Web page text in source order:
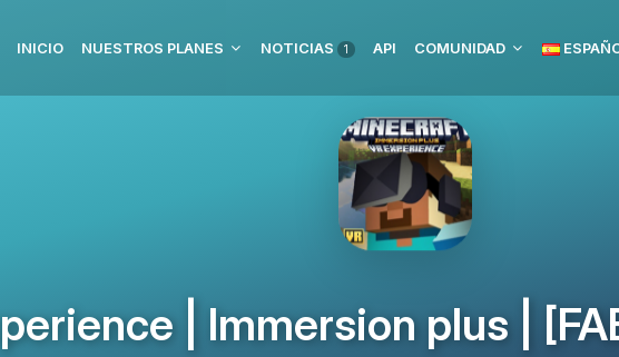
INICIO NUESTROS PLANES NOTICIAS 1 API COMUNIDAD
| Immersion plus |